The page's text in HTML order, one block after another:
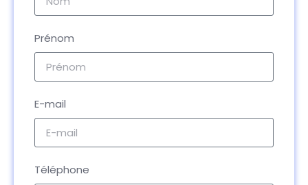
Prénom
E-mail
Téléphone